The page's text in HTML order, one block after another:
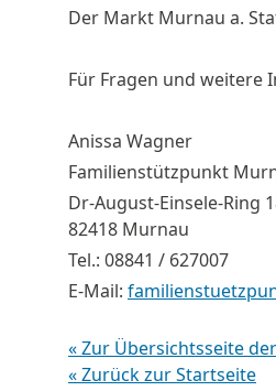
Der Markt Murnau a.
Für Fragen und
Anissa Wagner
Familienstützpunkt
Dr-August-Einsele-Ring
82418 Murnau
Tel.: 08841 / 627007
E-Mail:
« Zur Übersichtsseite
« Zurück zur Startseite